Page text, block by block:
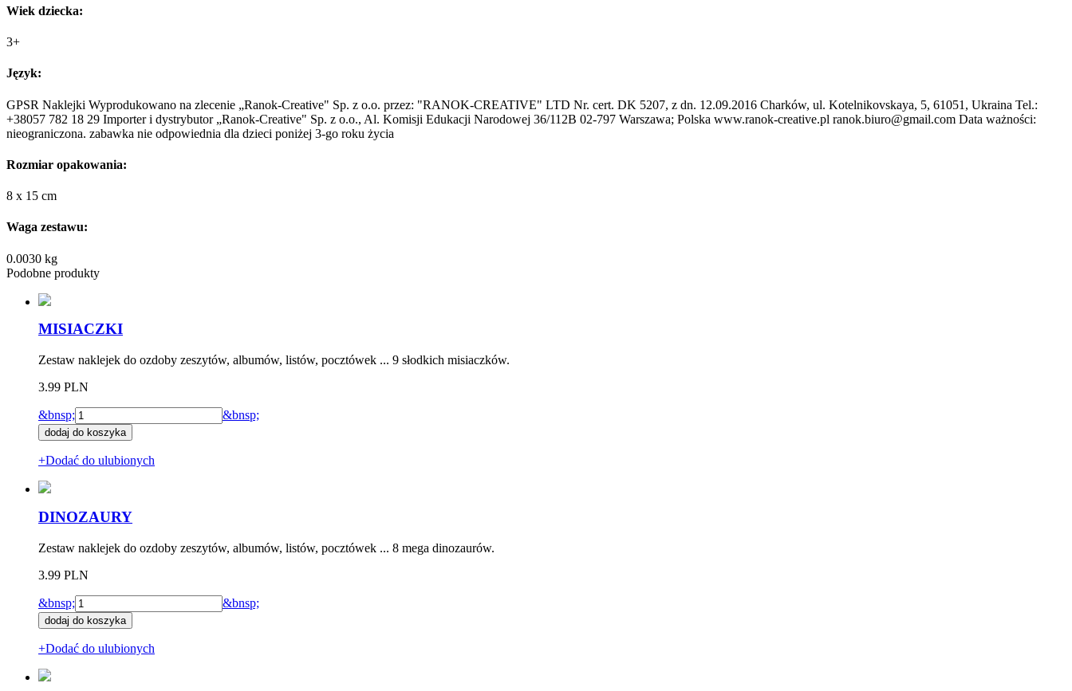
Wiek dziecka:
3+
Język:
GPSR Naklejki Wyprodukowano na zlecenie „Ranok-Creative" Sp. z о.о. przez: "RANOK-CREATIVE" LTD Nr. cert. DK 5207, z dn. 12.09.2016 Charków, ul. Kotelnikovskaya, 5, 61051, Ukraina Tel.:
+38057 782 18 29 Importer i dystrybutor „Ranok-Creative" Sp. z o.o., Al. Komisji Edukacji Narodowej 36/112B 02-797 Warszawa; Polska www.ranok-creative.pl ranok.biuro@gmail.com Data ważności:
nieograniczona. zabawka nie odpowiednia dla dzieci poniżej 3-go roku życia
Rozmiar opakowania:
8 x 15 cm
Waga zestawu:
0.0030 kg
Podobne produkty
MISIACZKI
Zestaw naklejek do ozdoby zeszytów, albumów, listów, pocztówek ... 9 słodkich misiaczków.
3.99 PLN
&bnsp; &bnsp;
+Dodać do ulubionych
DINOZAURY
Zestaw naklejek do ozdoby zeszytów, albumów, listów, pocztówek ... 8 mega dinozaurów.
3.99 PLN
&bnsp; &bnsp;
+Dodać do ulubionych